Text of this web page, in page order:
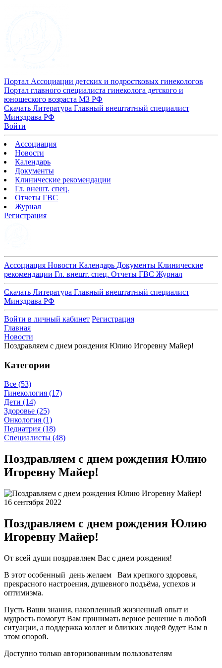
Портал Ассоциации детских и подростковых гинекологов
Портал главного специалиста гинеколога детского и
юношеского возраста МЗ РФ
Скачать Литература Главный внештатный специалист
Минздрава РФ
Войти
Ассоциация
Новости
Календарь
Документы
Клинические рекомендации
Гл. внешт. спец.
Отчеты ГВС
Журнал
Регистрация
Ассоциация Новости Календарь Документы Клинические
рекомендации Гл. внешт. спец. Отчеты ГВС Журнал
Скачать Литература Главный внештатный специалист
Минздрава РФ
Войти в личный кабинет Регистрация
Главная
Новости
Поздравляем с днем рождения Юлию Игоревну Майер!
Категории
Все (53)
Гинекология (17)
Дети (14)
Здоровье (25)
Онкология (1)
Педиатрия (18)
Специалисты (48)
Поздравляем с днем рождения Юлию
Игоревну Майер!
16 сентября 2022
Поздравляем с днем рождения Юлию
Игоревну Майер!
От всей души поздравляем Вас с днем рождения!
В этот особенный день желаем Вам крепкого здоровья,
прекрасного настроения, душевного подъёма, успехов и
оптимизма.
Пусть Ваши знания, накопленный жизненный опыт и
мудрость помогут Вам принимать верное решение в любой
ситуации, а поддержка коллег и близких людей будет Вам в
этом опорой.
Доступно только авторизованным пользователям